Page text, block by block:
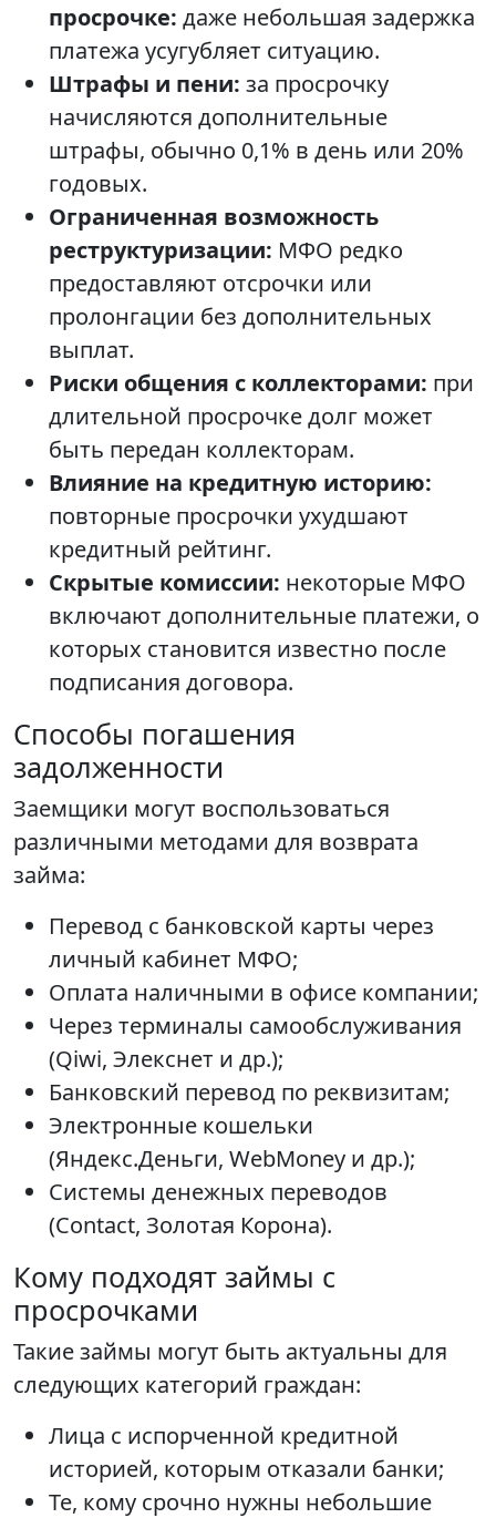
просрочке: даже небольшая задержка
платежа усугубляет ситуацию.
Штрафы и пени: за просрочку
начисляются дополнительные
штрафы, обычно 0,1% в день или 20%
годовых.
Ограниченная возможность
реструктуризации: МФО редко
предоставляют отсрочки или
пролонгации без дополнительных
выплат.
Риски общения с коллекторами: при
длительной просрочке долг может
быть передан коллекторам.
Влияние на кредитную историю:
повторные просрочки ухудшают
кредитный рейтинг.
Скрытые комиссии: некоторые МФО
включают дополнительные платежи, о
которых становится известно после
подписания договора.
Способы погашения
задолженности
Заемщики могут воспользоваться
различными методами для возврата
займа:
Перевод с банковской карты через
личный кабинет МФО;
Оплата наличными в офисе компании;
Через терминалы самообслуживания
(Qiwi, Элекснет и др.);
Банковский перевод по реквизитам;
Электронные кошельки
(Яндекс.Деньги, WebMoney и др.);
Системы денежных переводов
(Contact, Золотая Корона).
Кому подходят займы с
просрочками
Такие займы могут быть актуальны для
следующих категорий граждан:
Лица с испорченной кредитной
историей, которым отказали банки;
Те, кому срочно нужны небольшие